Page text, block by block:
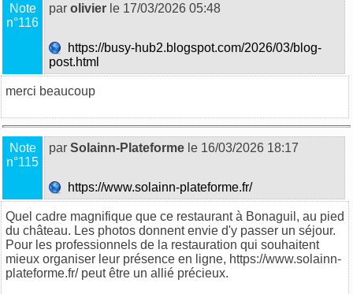
Note
n°116
par olivier le 17/03/2026 05:48
https://busy-hub2.blogspot.com/2026/03/blog-
post.html
merci beaucoup
Note
n°115
par Solainn-Plateforme le 16/03/2026 18:17
https://www.solainn-plateforme.fr/
Quel cadre magnifique que ce restaurant à Bonaguil, au pied
du château. Les photos donnent envie d'y passer un séjour.
Pour les professionnels de la restauration qui souhaitent
mieux organiser leur présence en ligne, https://www.solainn-
plateforme.fr/ peut être un allié précieux.